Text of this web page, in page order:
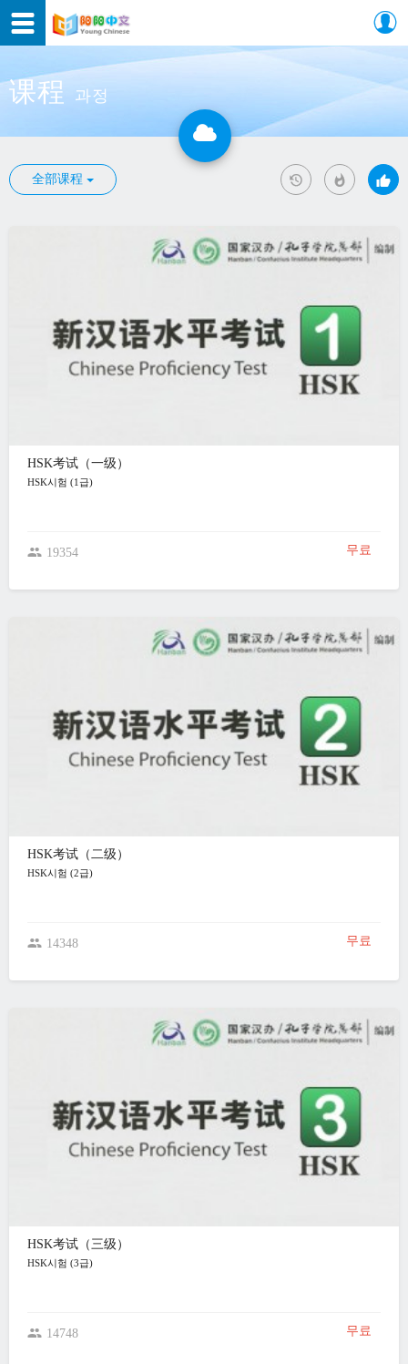
课程 과정
全部课程
HSK考试（一级）
HSK시험 (1급)
19354 무료
HSK考试（二级）
HSK시험 (2급)
14348 무료
HSK考试（三级）
HSK시험 (3급)
14748 무료